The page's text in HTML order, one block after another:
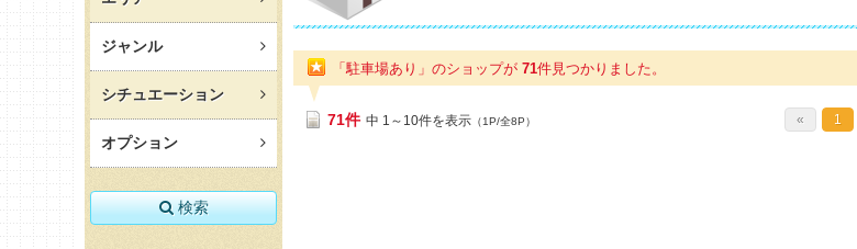
「駐車場あり」のショップが 71件見つかりました。
71件 中 1～10件を表示 （1P/全8P） « 1
ジャンル
シチュエーション
オプション
検索